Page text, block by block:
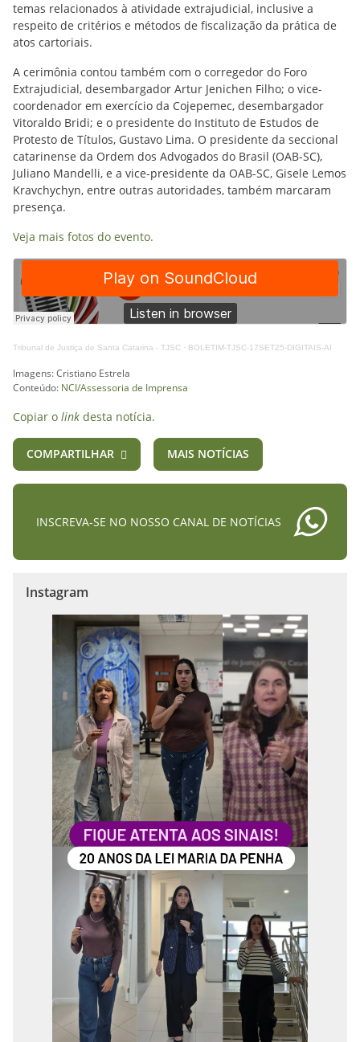
temas relacionados à atividade extrajudicial, inclusive a
respeito de critérios e métodos de fiscalização da prática de
atos cartoriais.
A cerimônia contou também com o corregedor do Foro
Extrajudicial, desembargador Artur Jenichen Filho; o vice-
coordenador em exercício da Cojepemec, desembargador
Vitoraldo Bridi; e o presidente do Instituto de Estudos de
Protesto de Títulos, Gustavo Lima. O presidente da seccional
catarinense da Ordem dos Advogados do Brasil (OAB-SC),
Juliano Mandelli, e a vice-presidente da OAB-SC, Gisele Lemos
Kravchychyn, entre outras autoridades, também marcaram
presença.
Veja mais fotos do evento.
Tribunal de Justiça de Santa Catarina - TJSC · BOLETIM-TJSC-17SET25-DIGITAIS-AI
Imagens: Cristiano Estrela
Conteúdo: NCI/Assessoria de Imprensa
Copiar o link desta notícia.
COMPARTILHAR MAIS NOTÍCIAS
INSCREVA-SE NO NOSSO CANAL DE NOTÍCIAS
Instagram